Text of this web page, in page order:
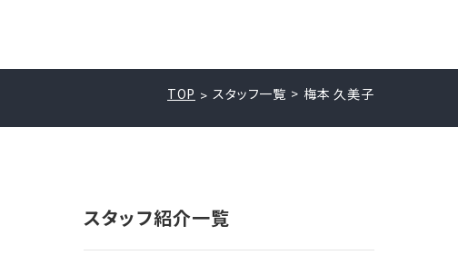
TOP スタッフ一覧 梅本 久美子
スタッフ紹介一覧